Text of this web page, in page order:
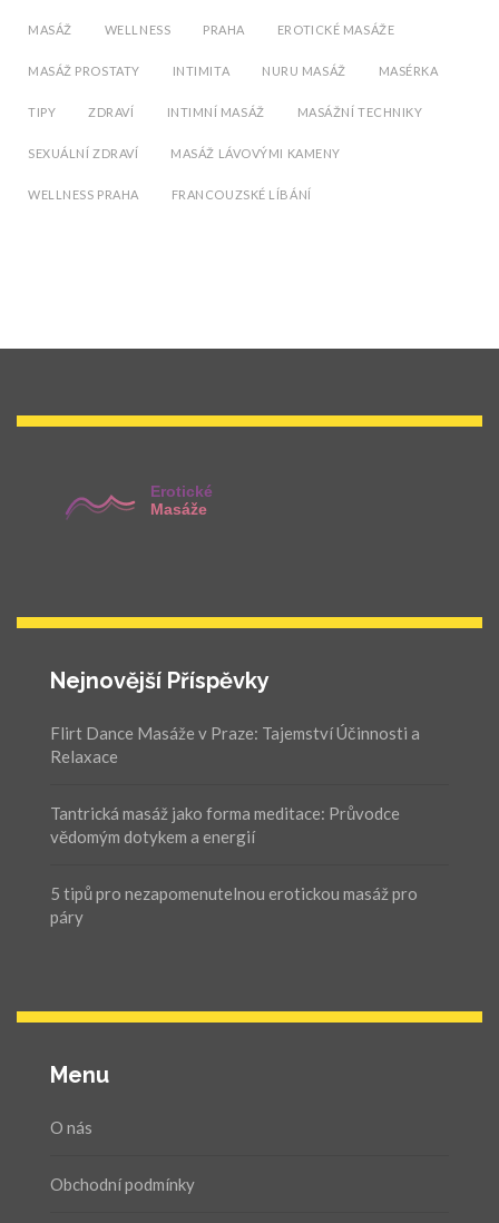
MASÁŽ WELLNESS PRAHA EROTICKÉ MASÁŽE
MASÁŽ PROSTATY INTIMITA NURU MASÁŽ MASÉRKA
TIPY ZDRAVÍ INTIMNÍ MASÁŽ MASÁŽNÍ TECHNIKY
SEXUÁLNÍ ZDRAVÍ MASÁŽ LÁVOVÝMI KAMENY
WELLNESS PRAHA FRANCOUZSKÉ LÍBÁNÍ
Nejnovější Příspěvky
Flirt Dance Masáže v Praze: Tajemství Účinnosti a
Relaxace
Tantrická masáž jako forma meditace: Průvodce
vědomým dotykem a energií
5 tipů pro nezapomenutelnou erotickou masáž pro
páry
Menu
O nás
Obchodní podmínky